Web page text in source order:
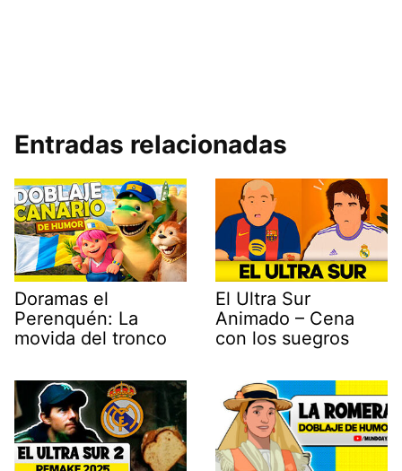
Entradas relacionadas
Doramas el
Perenquén: La
movida del tronco
El Ultra Sur
Animado – Cena
con los suegros